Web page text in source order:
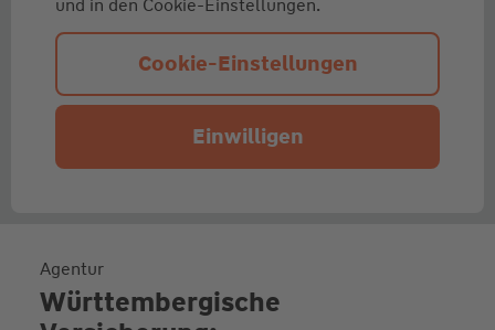
und in den Cookie-Einstellungen.
Cookie-Einstellungen
Einwilligen
Agentur
Württembergische